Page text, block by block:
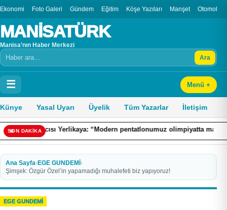
Ekonomi Foto Galeri Gündem Eğitim Köşe Yazıları Manşet Otomobil
MANİSATÜRK
Manisa’nın Haber Merkezi
Arama Ara
☰ Menü +
Künye Yasal Uyarı Üyelik Tüm Yazarlar İletişim
SON DAKİKA
“Modern pentatlonumuz olimpiyatta madalya alacak potansiyele
Ana Sayfa›EGE GUNDEMİ ›
Şimşek: Özgür Özel’in yapamadığı muhalefeti biz yapıyoruz!
EGE GUNDEMİ